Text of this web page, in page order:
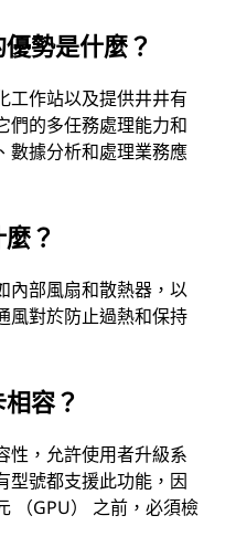
勢是什麼？
工作站以及提供井井有
們的多任務處理能力和
數據分析和處理業務應
？
內部風扇和散熱器，以
風對於防止過熱和保持
容？
性，允許使用者升級系
型號都支援此功能，因
（GPU） 之前，必須檢